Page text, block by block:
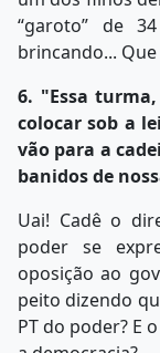
“garoto” de
brincando...
6. "Essa
colocar sob a
vão para a
banidos de
Uai! Cadê o
poder se
oposição ao
peito dizendo
PT do poder? E